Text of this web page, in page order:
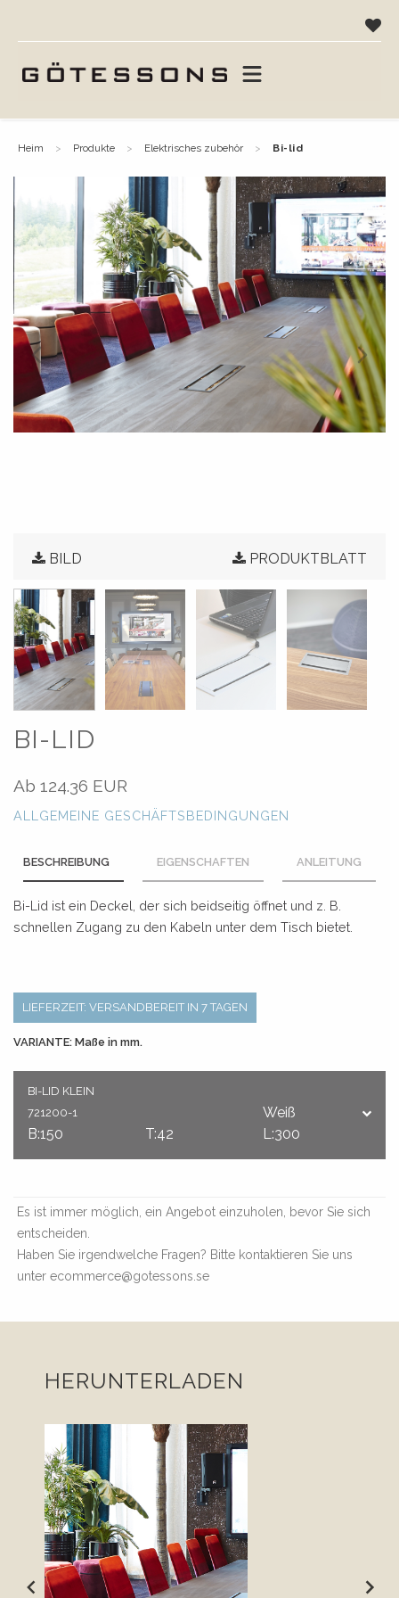
heim produkte elektrisches zubehör bi-lid
BILD PRODUKTBLATT
BI-LID
Ab 124.36 EUR
ALLGEMEINE GESCHÄFTSBEDINGUNGEN
BESCHREIBUNG EIGENSCHAFTEN ANLEITUNG
Bi-Lid ist ein Deckel, der sich beidseitig öffnet und z. B.
schnellen Zugang zu den Kabeln unter dem Tisch bietet.
LIEFERZEIT: VERSANDBEREIT IN 7 TAGEN
VARIANTE: Maße in mm.
BI-LID KLEIN
721200-1
Weiß
B:150
T:42 L:300
Es ist immer möglich, ein Angebot einzuholen, bevor Sie sich
entscheiden.
Haben Sie irgendwelche Fragen? Bitte kontaktieren Sie uns
unter ecommerce@gotessons.se
HERUNTERLADEN